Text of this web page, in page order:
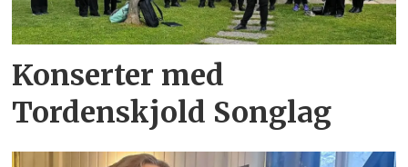
Konserter med
Tordenskjold Songlag